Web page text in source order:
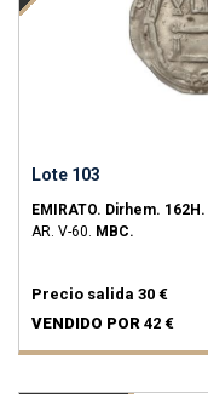
Lote 103
EMIRATO. Dirhem. 162H.
AR. V-60. MBC.
Precio salida 30 €
VENDIDO POR 42 €